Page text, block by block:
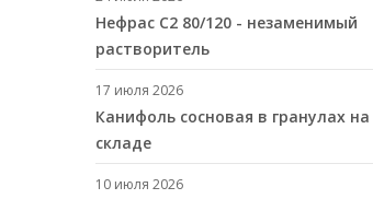
Нефрас С2 80/120 - незаменимый
растворитель
17 июля 2026
Канифоль сосновая в гранулах на
складе
10 июля 2026